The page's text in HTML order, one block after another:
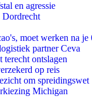
en agressie
Dordrecht
moet werken na je
partner Ceva
terecht ontslagen
op reis
om spreidingswet
Michigan